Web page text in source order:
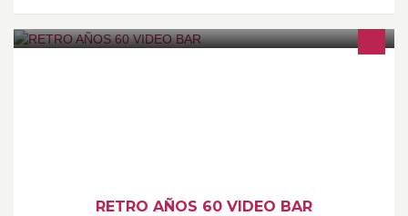
RETRO AÑOS 60 VIDEO BAR